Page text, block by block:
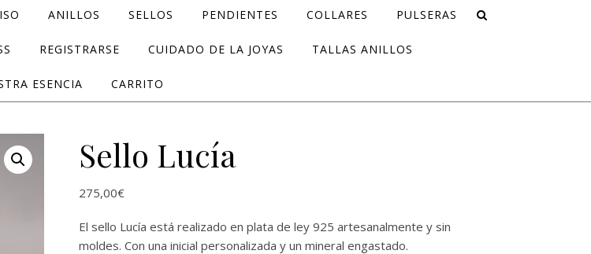
ANILLOS SELLOS PENDIENTES COLLARES PULSERAS
REGISTRARSE CUIDADO DE LA JOYAS TALLAS ANILLOS
ESENCIA CARRITO
Sello Lucía
275,00€
El sello Lucía está realizado en plata de ley 925 artesanalmente y sin
moldes. Con una inicial personalizada y un mineral engastado.